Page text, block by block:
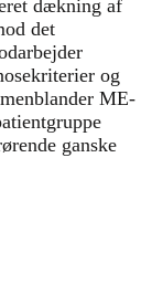
dækning af
det
og
ME-
ganske